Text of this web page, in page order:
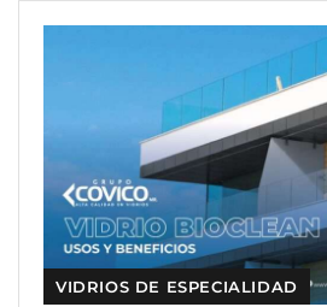
VIDRIOS DE ESPECIALIDAD